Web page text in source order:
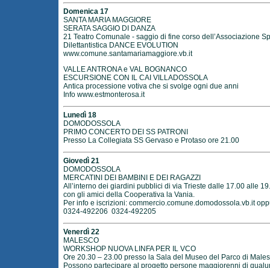
Domenica 17
SANTA MARIA MAGGIORE
SERATA SAGGIO DI DANZA
21 Teatro Comunale - saggio di fine corso dell’Associazione
Dilettantistica DANCE EVOLUTION
www.comune.santamariamaggiore.vb.it
VALLE ANTRONA e VAL BOGNANCO
ESCURSIONE CON IL CAI VILLADOSSOLA
Antica processione votiva che si svolge ogni due anni
Info www.estmonterosa.it
Lunedì 18
DOMODOSSOLA
PRIMO CONCERTO DEI SS PATRONI
Presso La Collegiata SS Gervaso e Protaso ore 21.00
Giovedì 21
DOMODOSSOLA
MERCATINI DEI BAMBINI E DEI RAGAZZI
All’interno dei giardini pubblici di via Trieste dalle 17.00 alle
con gli amici della Cooperativa la Vania.
Per info e iscrizioni: commercio.comune.domodossola.vb.it
0324-492206 0324-492205
Venerdì 22
MALESCO
WORKSHOP NUOVA LINFA PER IL VCO
Ore 20.30 – 23.00 presso la Sala del Museo del Parco di
Possono partecipare al progetto persone maggiorenni di